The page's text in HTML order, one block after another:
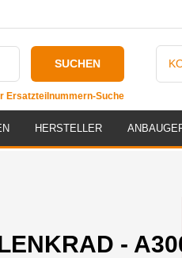
SUCHEN
Ersatzteilnummern-Suche
HERSTELLER
-